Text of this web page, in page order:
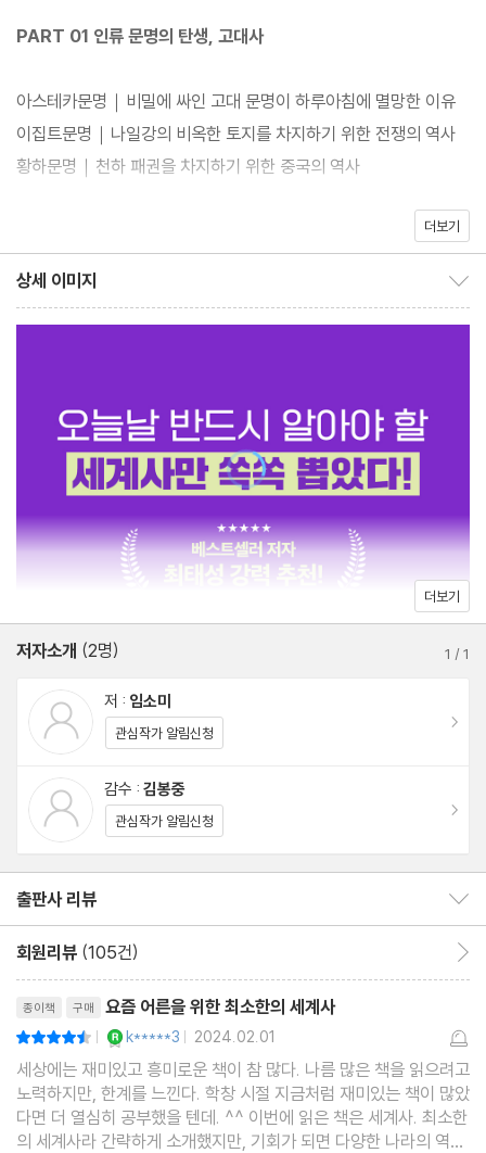
로 빠짐없이 정리해 현재의 세계정세가 어떻게 구축되었는지 머릿
보는 것처럼 서술되어 있어 읽기 편하고, 속도감 있게 진행되는 스토
리텔링으로 정신없이 책장을 넘기게 되는 재미와 흥미진진함까지
갖췄다. 역사를 뒤흔든 전쟁사부터 알아두면 쓸모 있는 세계사 교양
PART 01 인류 문명의 탄생, 고대사
아스테카문명｜비밀에 싸인 고대 문명이 하루아침에 멸망한 이유
이집트문명｜나일강의 비옥한 토지를 차지하기 위한 전쟁의 역사
황하문명｜천하 패권을 차지하기 위한 중국의 역사
제1차 세계대전｜제국주의의 탐욕이 낳은 20세기 최초의 대규모
전쟁
베트남전쟁｜미국은 왜 동남아 신생국에 패배했을까?
중동전쟁｜피로 물든 신들의 땅은 언제쯤 평화를 찾을 수 있을까?
PART 03 대제국 흥망의 역사, 최강국 통사
스페인｜유럽과 이슬람의 경계, 이베리아반도를 둘러싼 패권 전쟁
영국｜미지의 섬 브리튼이 해가 지지 않는 나라가 되기까지
러시아와 동슬라브｜왜 러시아는 10년마다 전쟁을 벌일까?
미국｜영국의 식민지에서 초강대국이 될 수 있었던 이유
PART 04 세상이 숨긴 비극의 역사, 잔혹사
아이티 혁명｜좀비의 기원이 된 세계 최초 흑인 공화국의 탄생
캄보디아 킬링필드｜홀로코스트보다 잔인한 전 국민 4분의 1이 사
망한 대학살극
홍콩 구룡성채｜20세기 최후의 무법지, 거대한 슬럼에서 일어난 일
들
오키나와 류큐 왕국｜이제는 사라진 옛 국가를 찾아서
참고자료
더보기
상세 이미지
더보기
저자소개 (2명) 1 /1
저 : 임소미
관심작가 알림신청
감수 : 김봉중
관심작가 알림신청
출판사 리뷰
회원리뷰 (105건)
종이책 구매 요즘 어른을 위한 최소한의 세계사
| k*****3 | 2024.02.01
세상에는 재미있고 흥미로운 책이 참 많다. 나름 많은 책을 읽으려고
노력하지만, 한계를 느낀다. 학창 시절 지금처럼 재미있는 책이 많았
다면 더 열심히 공부했을 텐데. ^^ 이번에 읽은 책은 세계사. 최소한
의 세계사라 간략하게 소개했지만, 기회가 되면 다양한 나라의 역사